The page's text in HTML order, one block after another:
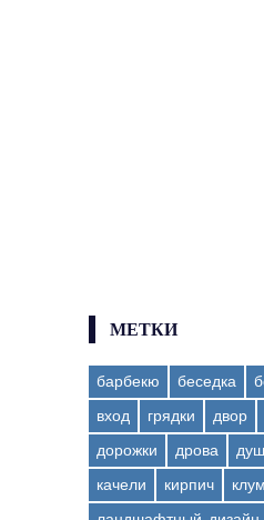
МЕТКИ
барбекю беседка
вход
грядки двор
дорожки
дрова душ
качели
кирпич